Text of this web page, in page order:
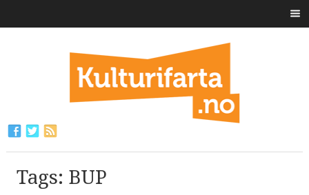
Tags: BUP